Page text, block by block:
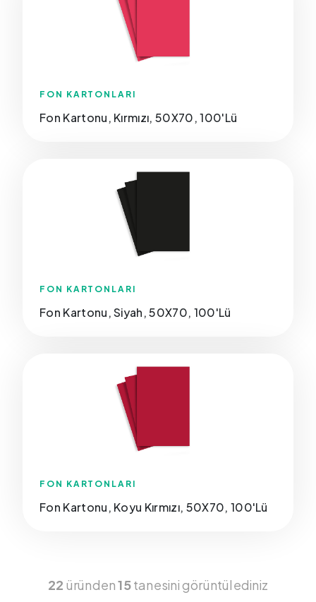
FON KARTONLARI
Fon Kartonu, Kırmızı, 50X70, 100'Lü
FON KARTONLARI
Fon Kartonu, Siyah, 50X70, 100'Lü
FON KARTONLARI
Fon Kartonu, Koyu Kırmızı, 50X70, 100'Lü
22 üründen15tanesini görüntülediniz